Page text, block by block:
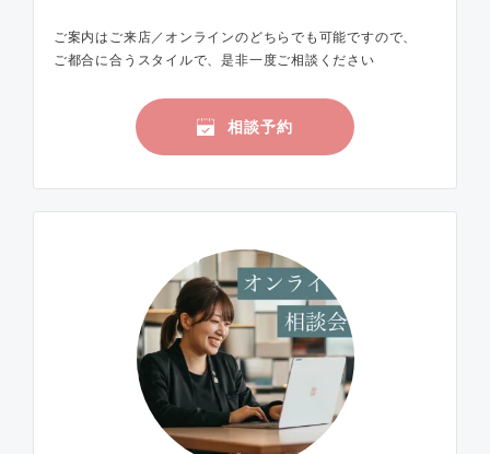
ご案内はご来店／オンラインのどちらでも可能ですので、
ご都合に合うスタイルで、是非一度ご相談ください
相談予約